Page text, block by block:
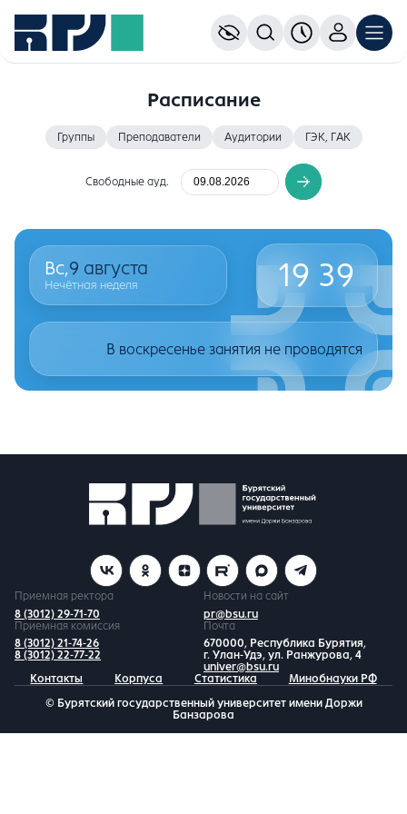
Расписание
Группы Преподаватели Аудитории ГЭК, ГАК
Свободные ауд.
Вс,9 августа
Нечётная неделя 19 39
В воскресенье занятия не проводятся
Приемная ректора
8 (3012) 29-71-70
Новости на сайт
pr@bsu.ru
Приемная комиссия
8 (3012) 21-74-26
8 (3012) 22-77-22
Почта
670000, Республика Бурятия,
г. Улан-Удэ, ул. Ранжурова, 4
univer@bsu.ru
Контакты
Корпуса Статистика Минобнауки РФ
© Бурятский государственный университет имени Доржи
Банзарова